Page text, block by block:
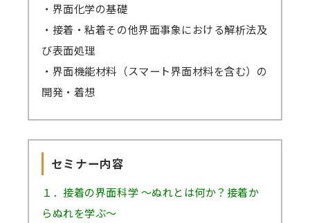
・界面化学の基礎
・接着・粘着その他界面事象における解析法及
び表面処理
・界面機能材料（スマート界面材料を含む）の
開発・着想
セミナー内容
１．接着の界面科学 ～ぬれとは何か？接着か
らぬれを学ぶ～